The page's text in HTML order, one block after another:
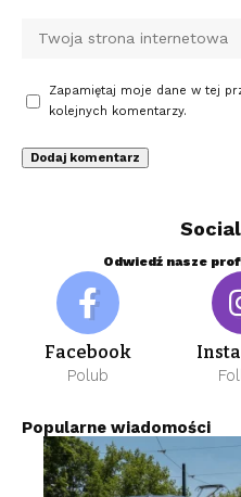
Zapamiętaj moje dane w tej
kolejnych komentarzy.
Odwiedź nasze
Facebook
Polub
Popularne wiadomości